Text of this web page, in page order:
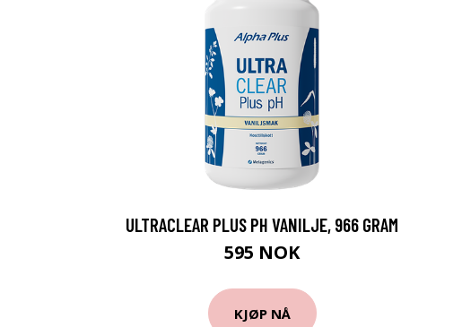
ULTRACLEAR PLUS PH VANILJE, 966 GRAM
595 NOK
KJØP NÅ